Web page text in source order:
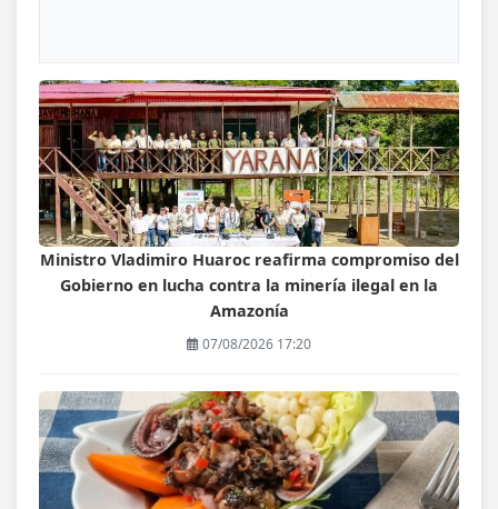
Ministro Vladimiro Huaroc reafirma compromiso del
Gobierno en lucha contra la minería ilegal en la
Amazonía
07/08/2026 17:20